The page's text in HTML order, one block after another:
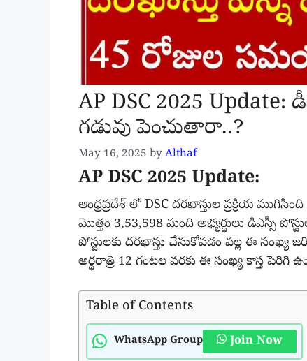
AP DSC 2025
గడువు పెంచుతారా..?
May 16, 2025 by Althaf
AP DSC 2025 Update:
ఆంధ్రప్రదేశ్ లో DSC దరఖాస్తుల ప్రక్రియ
మొత్తం 3,53,598 మంది అభ్యర్థులు డిఎస్సీ
పోస్టులకు దరఖాస్తు చేసుకోవడం వల్ల ఈ సంఖ్య
అర్ధరాత్రి 12 గంటల వరకు ఈ సంఖ్య కాస్త పెరిగి
Table of Contents
WhatsApp Group Join Now